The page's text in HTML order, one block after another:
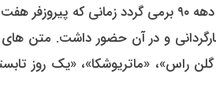
بیضایی همکاری داشته. اوج کارش در تئاتر به دهه ۹۰
و در آن حضور داشت. متن های
۹۰ بود.«گلن گری، گلن راس»، «ماتریوشکا»،